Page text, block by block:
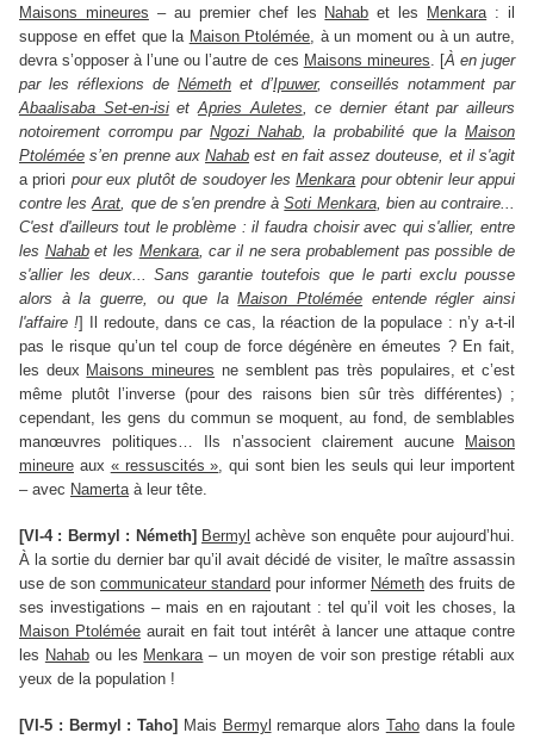
Maisons mineures – au premier chef les Nahab et les Menkara: il
suppose en effet que la Maison Ptolémée, à un moment ou à un autre,
devra s’opposer à l’une ou l’autre de ces Maisons mineures. [À en juger
par les réflexions de Németh et d’Ipuwer, conseillés notamment par
Abaalisaba Set-en-isietApries Auletes, ce dernier étant par ailleurs
notoirement corrompu par Ngozi Nahab, la probabilité que laMaison
Ptolémée s’en prenne aux Nahab est en fait assez douteuse, et il s'agit
a priori pour eux plutôt de soudoyer lesMenkara pour obtenir leur appui
contre lesArat, que de s'en prendre àSoti Menkara, bien au contraire...
C'est d'ailleurs tout le problème : il faudra choisir avec qui s'allier, entre
les Nahabet les Menkara, car il ne sera probablement pas possible de
s'allier les deux... Sans garantie toutefois que le parti exclu pousse
alors à la guerre, ou que laMaison Ptolémée entende régler ainsi
l'affaire !] Il redoute, dans ce cas, la réaction de la populace : n’y a-t-il
pas le risque qu’un tel coup de force dégénère en émeutes ? En fait,
les deux Maisons mineures ne semblent pas très populaires, et c’est
même plutôt l’inverse (pour des raisons bien sûr très différentes) ;
cependant, les gens du commun se moquent, au fond, de semblables
manœuvres politiques… Ils n’associent clairement aucune
Maison
mineure aux « ressuscités », qui sont bien les seuls qui leur importent
– avec Namertaà leur tête.
[VI-4 : Bermyl : Németh] Bermyl achève son enquête pour aujourd’hui.
À la sortie du dernier bar qu’il avait décidé de visiter, le maître assassin
use de son communicateur standard pour informer Németh des fruits de
ses investigations – mais en en rajoutant : tel qu’il voit les choses, la
Maison Ptolémée aurait en fait tout intérêt à lancer une attaque contre
les Nahabou les Menkara– un moyen de voir son prestige rétabli aux
yeux de la population !
[VI-5 : Bermyl : Taho] Mais Bermyl remarque alors Tahodans la foule